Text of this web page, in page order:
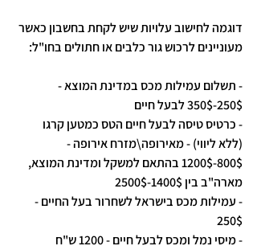
דוגמה לחישוב עלויות שיש לקחת בחשבון כאשר
מעוניינים לרכוש גור כלבים או חתולים בחו"ל:
- תשלום עמילות מכס במדינת המוצא -
250$-350$ לבעל חיים
- כרטיס טיסה לבעל חיים הטס כמטען קרגו
(ללא ליווי) - מאירופה\מזרח אירופה -
800$-1200$ בהתאם למשקל ומדינת המוצא,
מארה"ב בין 1400$-2500$
- עמילות מכס בישראל לשחרור בעל החיים -
250$
- מיסי נמל ומכס לבעל חיים - 1200 ש"ח